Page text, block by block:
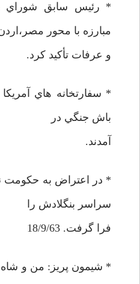
* رئيس سابق شوراي
مبارزه با محور
و عرفات تأكيد كرد.
* سفارتخانه هاي
باش جنگي در
آمدند.
* در اعتراض به حكومت
سراسر بنگلادش را
فرا گرفت. 18/9/63
* شيمون پريز: من و